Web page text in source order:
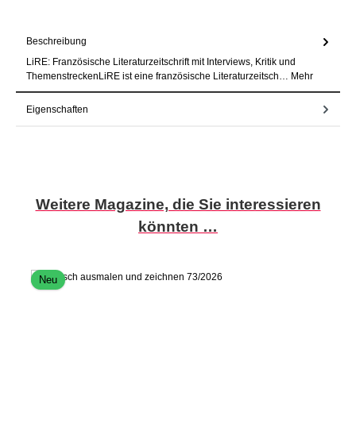
Beschreibung
LiRE: Französische Literaturzeitschrift mit Interviews, Kritik und
ThemenstreckenLiRE ist eine französische Literaturzeitsch… Mehr
Eigenschaften
Produktgalerie überspringen
Weitere Magazine, die Sie interessieren
könnten …
Neu